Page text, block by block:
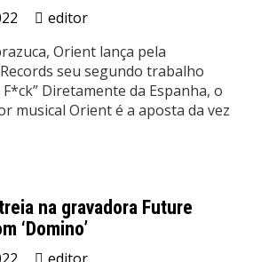
editor
Orient lança pela
seu segundo trabalho
Diretamente da Espanha, o
musical Orient é a aposta da vez
na gravadora Future
‘Domino’